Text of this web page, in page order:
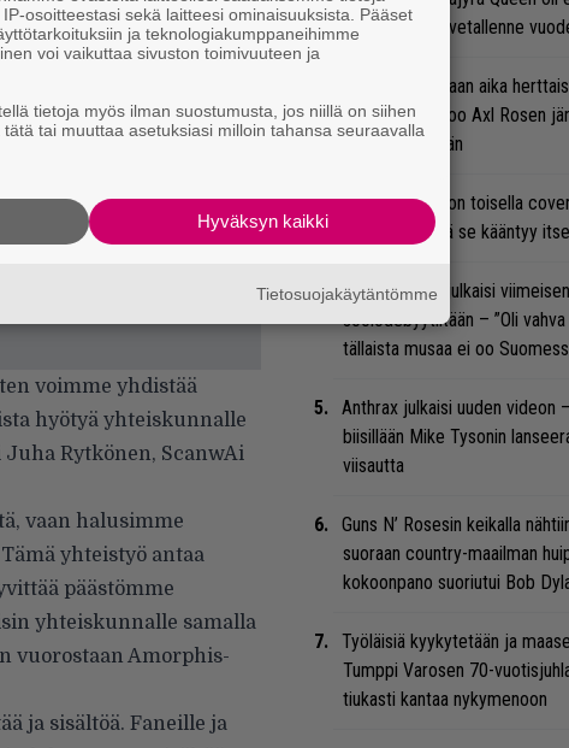
voimme yhdistää
hyötyä yhteiskunnalle
Rytkönen, ScanwAi
vaan halusimme
yhteistyö antaa
päästömme
yhteiskunnalle samalla
vuorostaan Amorphis-
ja sisältöä. Faneille ja
katso tulinen livetallenne
”Se oli oikeastaan aika
McKagan kertoo Axl Rosen
AC/DC-pestiään
Arvio: Saimaa on toisella
suvereeni, että se kääntyy
Marko Annala julkaisi
soolodebyytiltään – ”Oli
tällaista musaa ei oo
Anthrax julkaisi uuden videon
biisillään Mike Tysonin
viisautta
Guns N’ Rosesin keikalla
suoraan country-maailman
kokoonpano suoriutui Bob
Työläisiä kyykytetään ja
Tumppi Varosen 70-
tiukasti kantaa nykymenoon
osoitteestasi sekä laitteesi ominaisuuksista. Pääset
ja teknologiakumppaneihimme
voi vaikuttaa sivuston toimivuuteen ja
tietoja myös ilman suostumusta, jos niillä on siihen
tai muuttaa asetuksiasi milloin tahansa seuraavalla
Hyväksyn kaikki
Tietosuojakäytäntömme